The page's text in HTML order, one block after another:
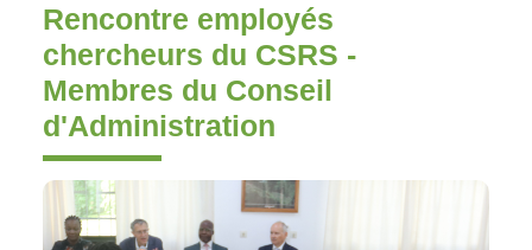
Rencontre employés
chercheurs du CSRS -
Membres du Conseil
d'Administration